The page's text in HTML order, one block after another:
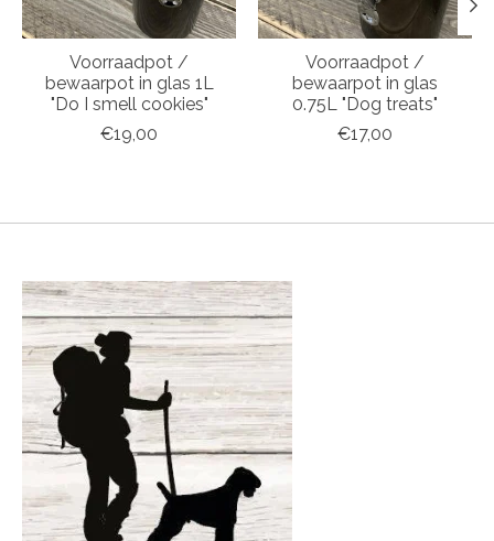
Voorraadpot /
bewaarpot in glas 1L
"Do I smell cookies"
€19,00
Voorraadpot /
bewaarpot in glas
0.75L "Dog treats"
€17,00